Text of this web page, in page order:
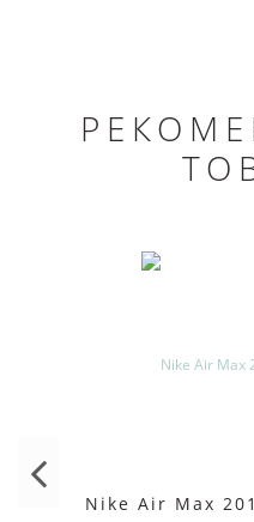
Nike Air Max